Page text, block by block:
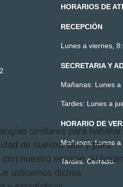
HORARIOS DE
RECEPCIÓN
Lunes a viernes,
SECRETARIA Y
Mañanas: Lunes
Tardes: Lunes a
HORARIO DE
Mañanas: Lunes
Tardes: Cerrado.
similares para habilitar
de nuestro sitio y para
nuestro servicio. Al hacer
utilicemos dichas